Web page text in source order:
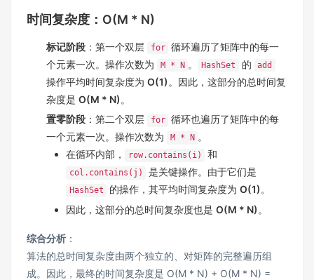
时间复杂度：O(M * N)
标记阶段 ：第一个双层 for 循环遍历了矩阵中的每一
个元素一次。操作次数为
M * N 。 HashSet 的 add
操作平均时间复杂度为 O(1) 。因此，这部分的总时间复
杂度是 O(M * N) 。
置零阶段 ：第二个双层 for 循环也遍历了矩阵中的每
一个元素一次。操作次数为
M * N 。
在循环内部，
row.contains(i) 和
col.contains(j) 是关键操作。由于它们是
HashSet 的操作，其平均时间复杂度为O(1) 。
因此，这部分的总时间复杂度也是 O(M * N) 。
综合分析 ：
算法的总时间复杂度由两个独立的、对矩阵的完整遍历组
成。因此，最终的时间复杂度是 O(M * N) + O(M * N) =